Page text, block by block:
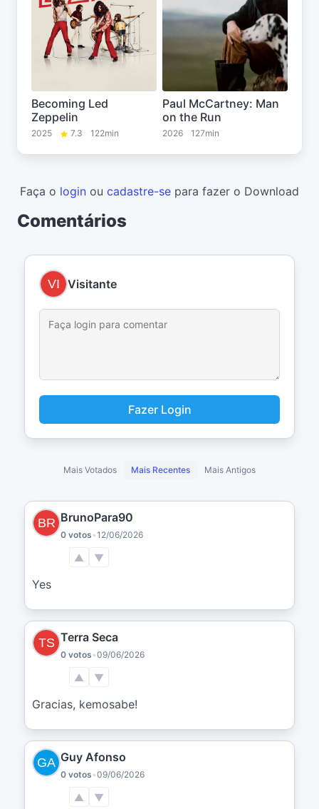
Becoming Led
Zeppelin
2025 7.3 122min
Paul McCartney: Man
on the Run
2026 127min
Faça o login ou cadastre-se para fazer o Download
Comentários
Visitante
Fazer Login
Mais Votados Mais Recentes Mais Antigos
BrunoPara90
0 votos •12/06/2026
▲ ▼
Yes
Terra Seca
0 votos •09/06/2026
▲ ▼
Gracias, kemosabe!
Guy Afonso
0 votos •09/06/2026
▲ ▼